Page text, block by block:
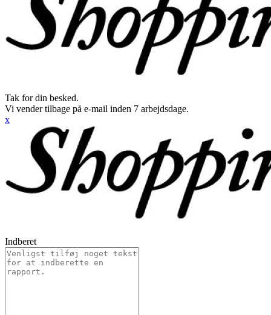
Tak for din besked.
Vi vender tilbage på e-mail inden 7 arbejdsdage.
x
Indberet